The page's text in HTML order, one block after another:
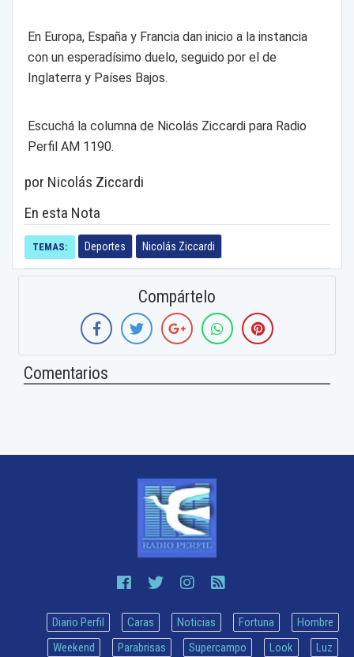
En Europa, España y Francia dan inicio a la instancia
con un esperadísimo duelo, seguido por el de
Inglaterra y Países Bajos.
Escuchá la columna de Nicolás Ziccardi para Radio
Perfil AM 1190.
por Nicolás Ziccardi
En esta Nota
TEMAS: Deportes Nicolás Ziccardi
Compártelo
Comentarios
Diario Perfil Caras Noticias Fortuna
Hombre
Weekend
Parabrisas Supercampo Look Luz